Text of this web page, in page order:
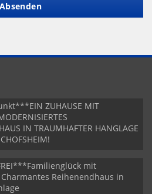
Absenden
ZUHAUSE MIT
IN TRAUMHAFTER HANGLAGE
mit
Reihenendhaus in